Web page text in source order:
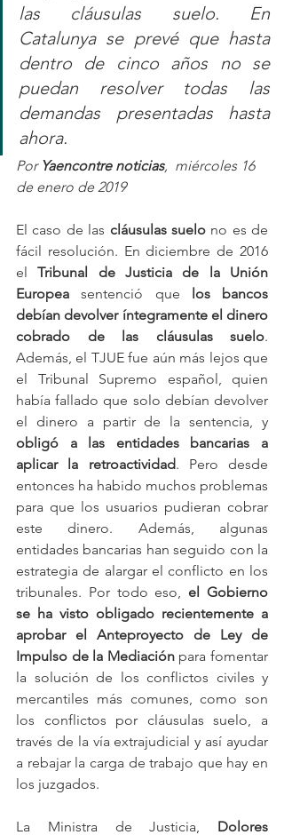
las cláusulas suelo. En
Catalunya se prevé que hasta
dentro de cinco años no se
puedan resolver todas las
demandas presentadas hasta
ahora.
Por Yaencontre noticias,  miércoles 16
de enero de 2019
El caso de las cláusulas suelo no es de
fácil resolución. En diciembre de 2016
el Tribunal de Justicia de la Unión
Europea sentenció que los bancos
debían devolver íntegramente el dinero
cobrado de las cláusulas suelo.
Además, el TJUE fue aún más lejos que
el Tribunal Supremo español, quien
había fallado que solo debían devolver
obligó a las entidades bancarias a
aplicar la retroactividad. Pero desde
entonces ha habido muchos problemas
para que los usuarios pudieran cobrar
este dinero. Además, algunas
entidades bancarias han seguido con la
estrategia de alargar el conflicto en los
tribunales. Por todo eso, el Gobierno
se ha visto obligado recientemente a
aprobar el Anteproyecto de Ley de
Impulso de la Mediación para fomentar
la solución de los conflictos civiles y
mercantiles más comunes, como son
los conflictos por cláusulas suelo, a
través de la vía extrajudicial y así ayudar
a rebajar la carga de trabajo que hay en
los juzgados.
La Ministra de Justicia, Dolores